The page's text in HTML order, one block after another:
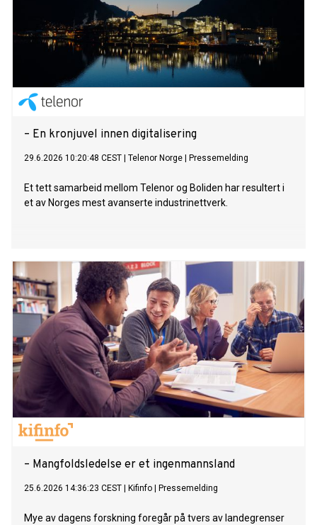
– En kronjuvel innen digitalisering
29.6.2026 10:20:48 CEST Telenor Norge Pressemelding
Et tett samarbeid mellom Telenor og Boliden har resultert i
et av Norges mest avanserte industrinettverk.
– Mangfoldsledelse er et ingenmannsland
25.6.2026 14:36:23 CEST Kifinfo Pressemelding
Mye av dagens forskning foregår på tvers av landegrenser